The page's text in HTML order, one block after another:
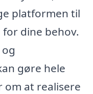
platformen til
dine behov.
gøre hele
at realisere